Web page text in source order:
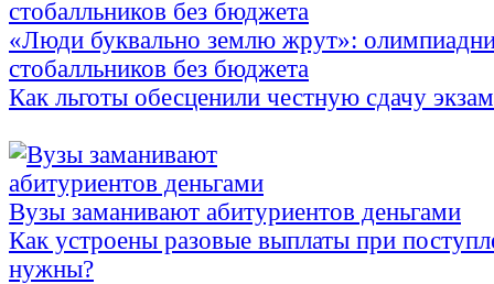
«Люди буквально землю жрут»:
стобалльников без бюджета
Как льготы обесценили честную сдачу
Вузы заманивают абитуриентов деньгами
Как устроены разовые выплаты при
нужны?